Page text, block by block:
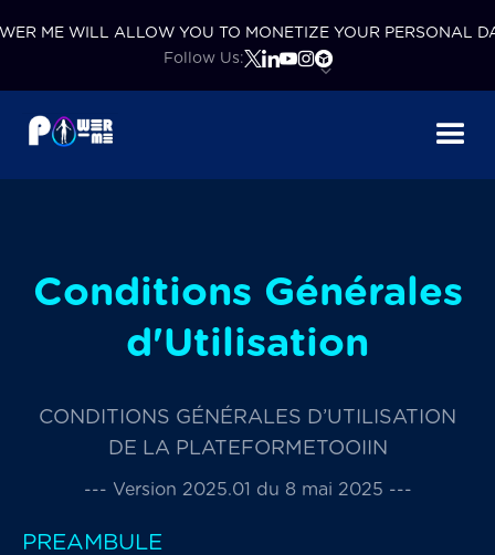
ME WILL ALLOW YOU TO MONETIZE YOUR PERSONAL
Follow Us:
Conditions Générales
d'Utilisation
CONDITIONS GÉNÉRALES D’UTILISATION
DE LA PLATEFORMETOOIIN
--- Version 2025.01 du 8 mai 2025 ---
PREAMBULE